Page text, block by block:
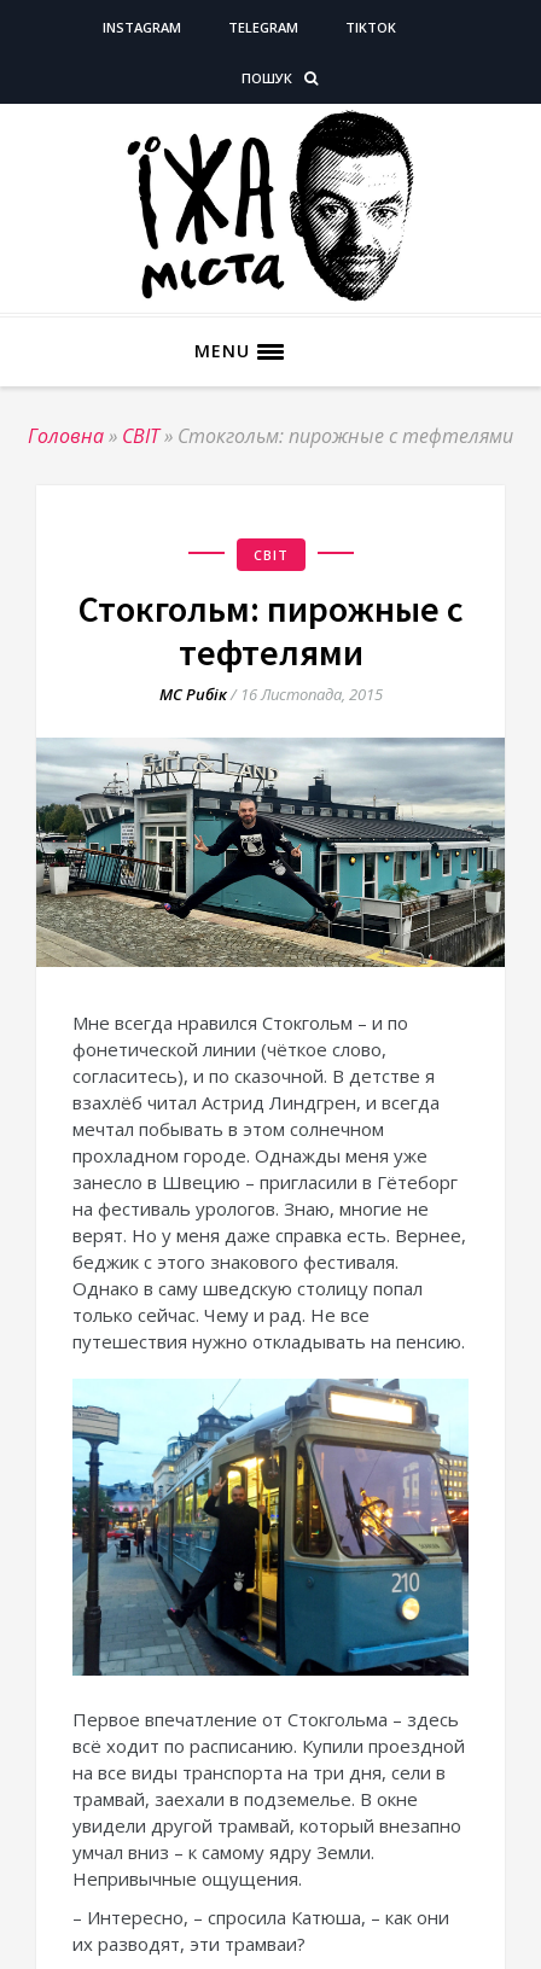
INSTAGRAM TELEGRAM TIKTOK
ПОШУК
MENU
Головна» СВІТ» Стокгольм: пирожные с тефтелями
СВІТ
Стокгольм: пирожные с
тефтелями
МС Рибік/ 16 Листопада, 2015
Мне всегда нравился Стокгольм – и по
фонетической линии (чёткое слово,
согласитесь), и по сказочной. В детстве я
взахлёб читал Астрид Линдгрен, и всегда
мечтал побывать в этом солнечном
прохладном городе. Однажды меня уже
занесло в Швецию – пригласили в Гётеборг
на фестиваль урологов. Знаю, многие не
верят. Но у меня даже справка есть. Вернее,
беджик с этого знакового фестиваля.
Однако в саму шведскую столицу попал
только сейчас. Чему и рад. Не все
путешествия нужно откладывать на пенсию.
Первое впечатление от Стокгольма – здесь
всё ходит по расписанию. Купили проездной
на все виды транспорта на три дня, сели в
трамвай, заехали в подземелье. В окне
увидели другой трамвай, который внезапно
умчал вниз – к самому ядру Земли.
Непривычные ощущения.
– Интересно, – спросила Катюша, – как они
их разводят, эти трамваи?